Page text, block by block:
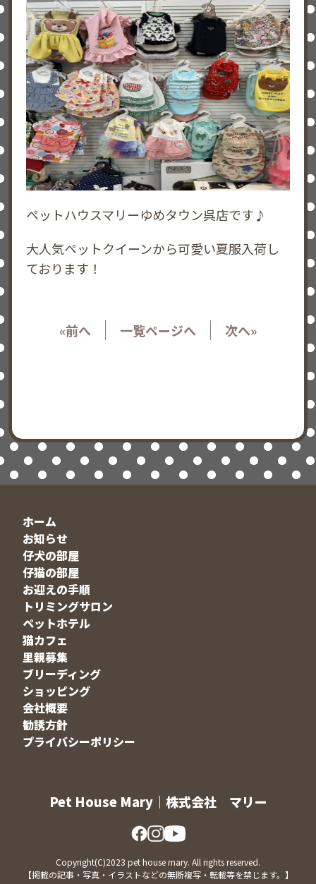
ペットハウスマリーゆめタウン呉店です♪
大人気ペットクイーンから可愛い夏服入荷し
ております！
«前へ 一覧ページへ 次へ»
ホーム
お知らせ
仔犬の部屋
仔猫の部屋
お迎えの手順
トリミングサロン
ペットホテル
猫カフェ
里親募集
ブリーディング
ショッピング
会社概要
勧誘方針
プライバシーポリシー
Pet House Mary｜株式会社 マリー
Copyright(C)2023 pet house mary. All rights reserved.
【掲載の記事・写真・イラストなどの無断複写・転載等を禁じます。】